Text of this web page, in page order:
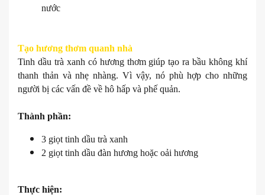
nước
Tạo hương thơm quanh nhà
Tinh dầu trà xanh có hương thơm giúp tạo ra bầu không khí
thanh thản và nhẹ nhàng. Vì vậy, nó phù hợp cho những
người bị các vấn đề về hô hấp và phế quản.
Thành phần:
3 giọt tinh dầu trà xanh
2 giọt tinh dầu đàn hương hoặc oải hương
Thực hiện: